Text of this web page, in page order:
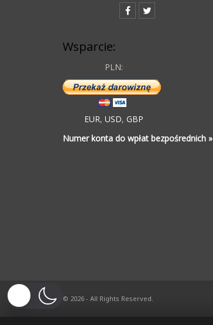
Wsparcie:
PLN:
EUR, USD, GBP
Numer konta do wpłat bezpośrednich »
© 2026 - All Rights Reserved.